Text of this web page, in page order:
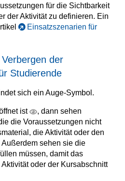
für die Sichtbarkeit
der Aktivität zu definieren. Ein
Einsatzszenarien für
der
Studierende
sich ein Auge-Symbol.
ist
, dann sehen
die Voraussetzungen nicht
die Aktivität oder den
Außerdem sehen sie die
müssen, damit das
oder der Kursabschnitt